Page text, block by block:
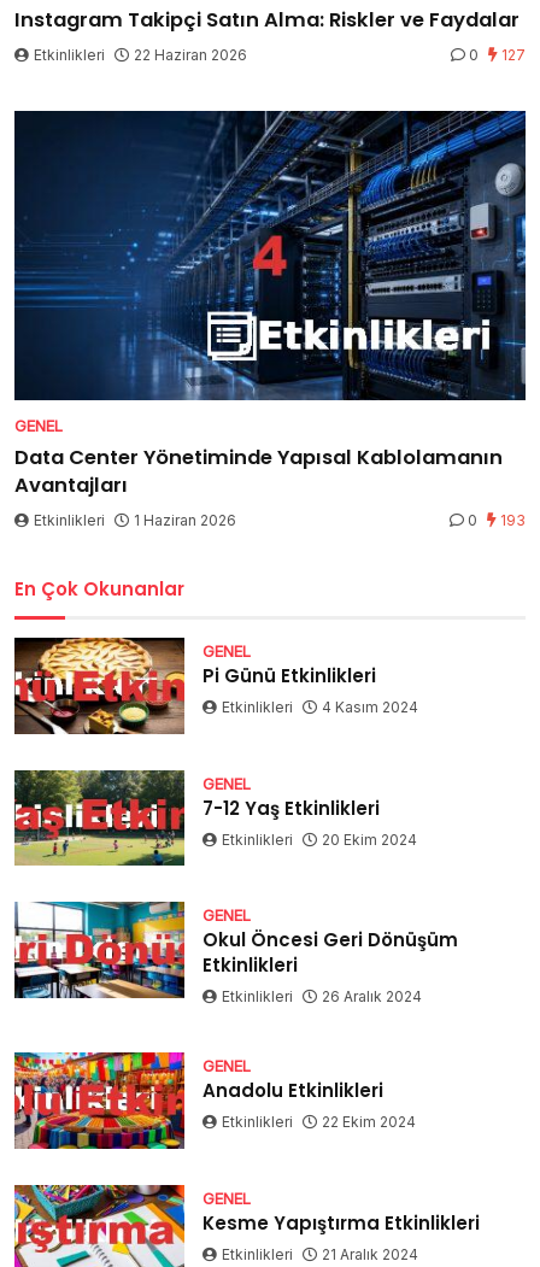
Instagram Takipçi Satın Alma: Riskler ve Faydalar
Etkinlikleri 22 Haziran 2026 0 127
GENEL
Data Center Yönetiminde Yapısal Kablolamanın
Avantajları
Etkinlikleri 1 Haziran 2026 0 193
En Çok Okunanlar
GENEL
Pi Günü Etkinlikleri
Etkinlikleri 4 Kasım 2024
GENEL
7-12 Yaş Etkinlikleri
Etkinlikleri 20 Ekim 2024
GENEL
Okul Öncesi Geri Dönüşüm
Etkinlikleri
Etkinlikleri 26 Aralık 2024
GENEL
Anadolu Etkinlikleri
Etkinlikleri 22 Ekim 2024
GENEL
Kesme Yapıştırma Etkinlikleri
Etkinlikleri 21 Aralık 2024